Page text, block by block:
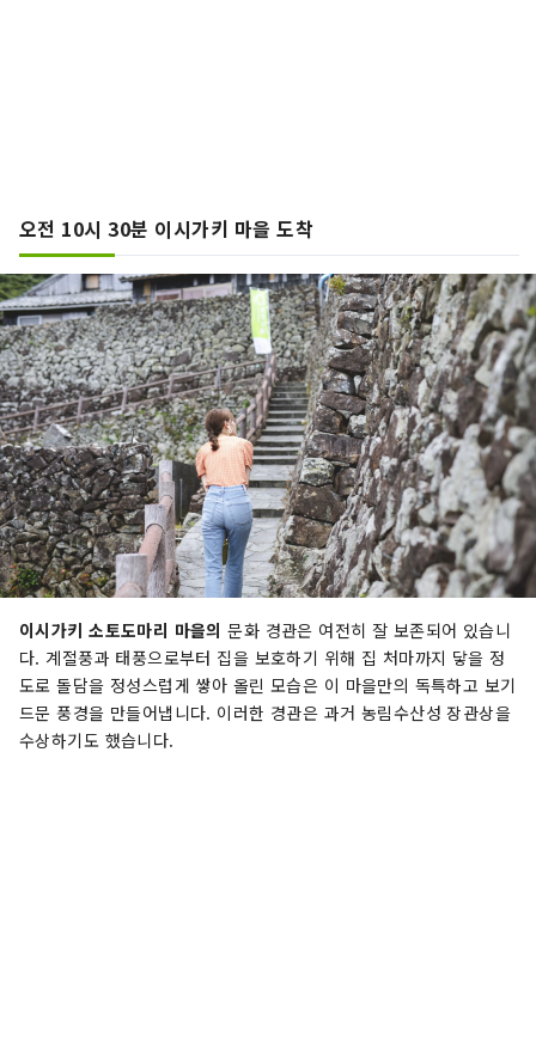
오전 10시 30분 이시가키 마을 도착
이시가키 소토도마리 마을의 문화 경관은 여전히 잘 보존되어 있습니
다. 계절풍과 태풍으로부터 집을 보호하기 위해 집 처마까지 닿을 정
도로 돌담을 정성스럽게 쌓아 올린 모습은 이 마을만의 독특하고 보기
드문 풍경을 만들어냅니다. 이러한 경관은 과거 농림수산성 장관상을
수상하기도 했습니다.